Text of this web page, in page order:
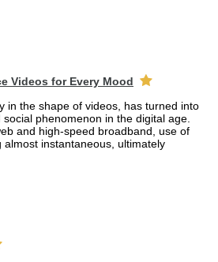
Videos for Every Mood
in the shape of videos, has turned into
phenomenon in the digital age.
and high-speed broadband, use of
almost instantaneous, ultimately